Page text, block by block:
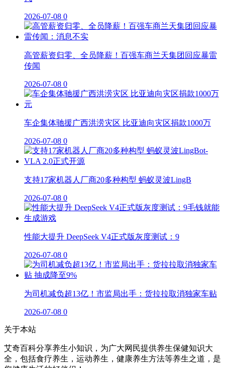
2026-07-08 0
高管薪资归零、全员降薪！百强车商兰天集团回应暴雷
传闻
2026-07-08 0
车企集体驰援广西洪涝灾区 比亚迪向灾区捐款1000万
2026-07-08 0
支持17家机器人厂商20多种构型 蚂蚁灵波LingB
2026-07-08 0
性能大提升 DeepSeek V4正式版灰度测试：9
2026-07-08 0
为司机减负超13亿！市监局出手：货拉拉取消独家车贴
2026-07-08 0
关于本站
艾奇百科分享养生小知识，为广大网民提供养生保健知识大
全，包括食疗养生，运动养生，健康养生方法等养生之道，是